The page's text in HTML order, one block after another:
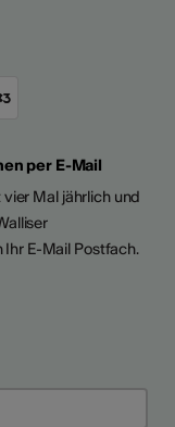
per E-Mail
Mal jährlich und
E-Mail Postfach.